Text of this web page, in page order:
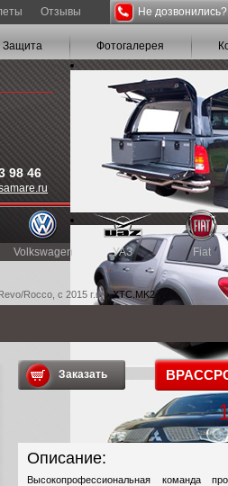
Отзывы
Защита Фотогалерея
98 46
Не
Volkswagen УАЗ Fiat
Rocco, c 2015 г.в.› XTC.MK2
Заказать В
Описание:
Высокопрофессиональная команда